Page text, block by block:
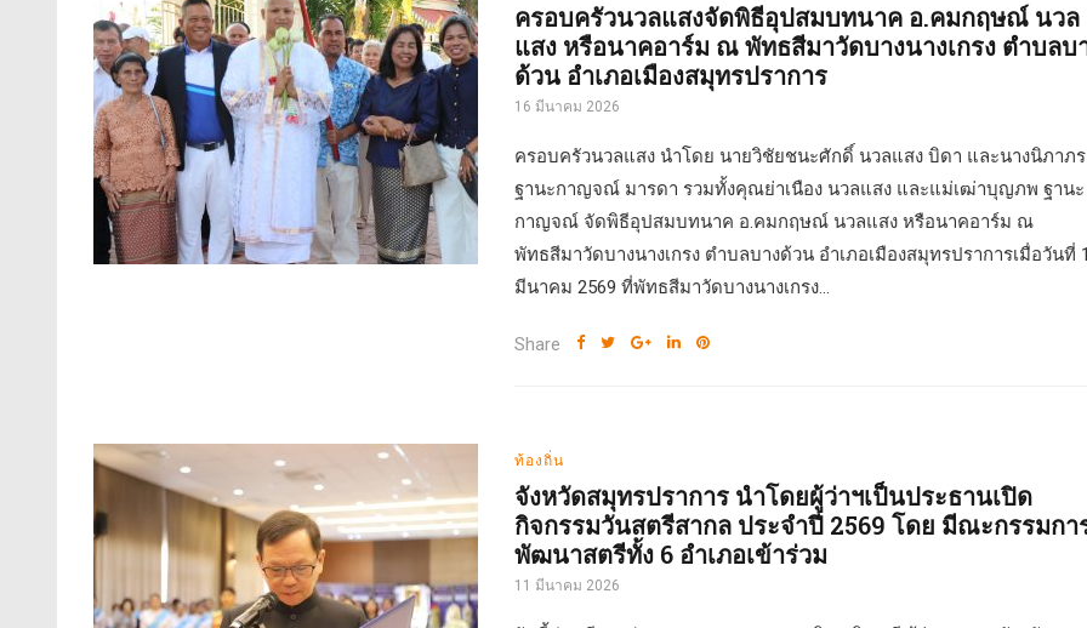
ครอบครัวนวลแสงจัดพิธีอุปสมบทนาค อ.คมกฤษณ์ นวล
แสง หรือนาคอาร์ม ณ พัทธสีมาวัดบางนางเกรง ตำบลบ
ด้วน อำเภอเมืองสมุทรปราการ
16 มีนาคม 2026
ครอบครัวนวลแสง นำโดย นายวิชัยชนะศักดิ์ นวลแสง บิดา และนางนิภาภ
ฐานะกาญจณ์ มารดา รวมทั้งคุณย่าเนือง นวลแสง และแม่เฒ่าบุญภพ ฐานะ
กาญจณ์ จัดพิธีอุปสมบทนาค อ.คมกฤษณ์ นวลแสง หรือนาคอาร์ม ณ
พัทธสีมาวัดบางนางเกรง ตำบลบางด้วน อำเภอเมืองสมุทรปราการเมื่อวันที่
มีนาคม 2569 ที่พัทธสีมาวัดบางนางเกรง...
Share
ท้องถิ่น
จังหวัดสมุทรปราการ นำโดยผู้ว่าฯเป็นประธานเปิด
กิจกรรมวันสตรีสากล ประจำปี 2569 โดย มีณะกรรมกา
พัฒนาสตรีทั้ง 6 อำเภอเข้าร่วม
11 มีนาคม 2026